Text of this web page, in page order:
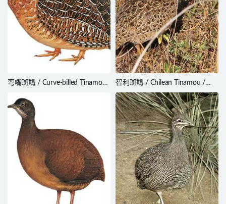
弯嘴斑䳍 / Curve-billed Tinamou
智利斑䳍 / Chilean Tinamou /
Nothoprocta perdicaria